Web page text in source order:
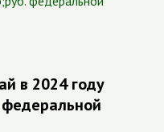
в 2024 году